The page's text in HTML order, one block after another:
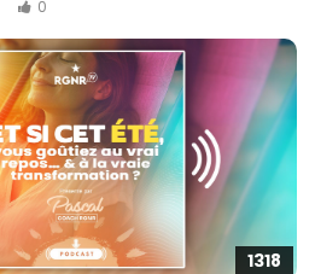
0
1318